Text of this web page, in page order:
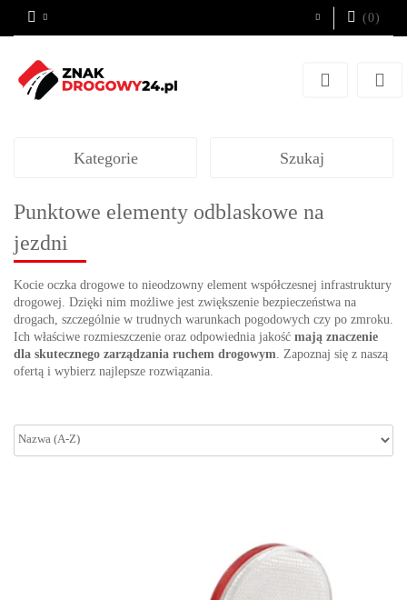
(0)
Kategorie Szukaj
Punktowe elementy odblaskowe na
jezdni
Kocie oczka drogowe to nieodzowny element współczesnej infrastruktury
drogowej. Dzięki nim możliwe jest zwiększenie bezpieczeństwa na
drogach, szczególnie w trudnych warunkach pogodowych czy po zmroku.
Ich właściwe rozmieszczenie oraz odpowiednia jakość mają znaczenie
dla skutecznego zarządzania ruchem drogowym. Zapoznaj się z naszą
ofertą i wybierz najlepsze rozwiązania.